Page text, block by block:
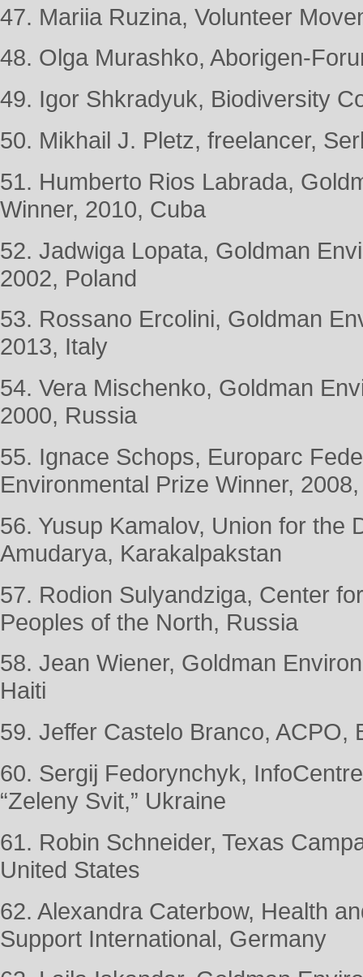
47. Mariia Ruzina, Volunteer
48. Olga Murashko, Aborigen-
49. Igor Shkradyuk, Biodiversity
50. Mikhail J. Pletz, freelancer,
51. Humberto Rios Labrada,
Winner, 2010, Cuba
52. Jadwiga Lopata, Goldman
2002, Poland
53. Rossano Ercolini, Goldman
2013, Italy
54. Vera Mischenko, Goldman
2000, Russia
55. Ignace Schops, Europarc
Environmental Prize Winner,
56. Yusup Kamalov, Union for the
Amudarya, Karakalpakstan
57. Rodion Sulyandziga, Center
Peoples of the North, Russia
58. Jean Wiener, Goldman
Haiti
59. Jeffer Castelo Branco, ACPO,
60. Sergij Fedorynchyk,
“Zeleny Svit,” Ukraine
61. Robin Schneider, Texas
United States
62. Alexandra Caterbow, Health
Support International, Germany